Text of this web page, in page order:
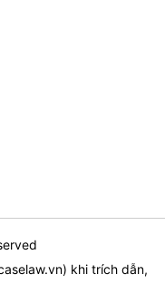
) khi trích dẫn,